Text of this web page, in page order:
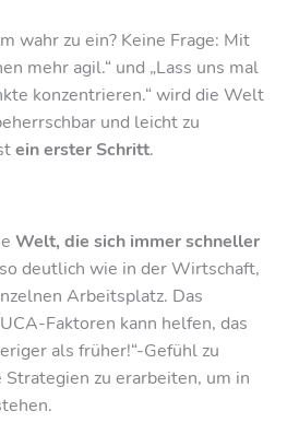
wahr zu ein? Keine Frage: Mit
mehr agil.“ und „Lass uns mal
konzentrieren.“ wird die Welt
und leicht zu
ein erster Schritt.
Welt, die sich immer schneller
deutlich wie in der Wirtschaft,
Arbeitsplatz. Das
Faktoren kann helfen, das
als früher!“-Gefühl zu
zu erarbeiten, um in